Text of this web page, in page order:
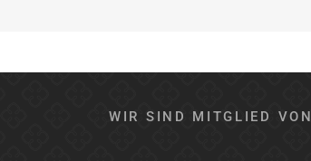
WIR SIND MITGLIED VON